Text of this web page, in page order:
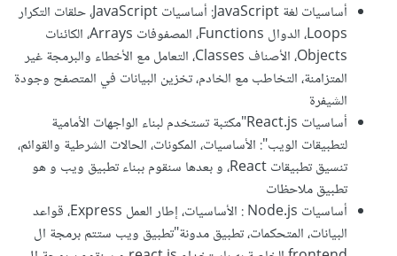
أساسيات لغة JavaScript: أساسيات JavaScript، حلقات التكرار
Loops، الدوال Functions، المصفوفات Arrays، الكائنات
Objects، الأصناف Classes، التعامل مع الأخطاء والبرمجة غير
المتزامنة، التخاطب مع الخادم، تخزين البيانات في المتصفح وجودة
الشيفرة
أساسيات React.js"مكتبة تستخدم لبناء الواجهات الأمامية
لتطبيقات الويب": الأساسيات، المكونات، الحالات الشرطية والقوائم،
تنسيق تطبيقات React، و بعدها سنقوم ببناء تطبيق ويب و هو
تطبيق ملاحظات
أساسيات Node.js : الأساسيات، إطار العمل Express، قواعد
البيانات، المتحكمات، تطبيق مدونة"تطبيق ويب ستتم برمجة ال